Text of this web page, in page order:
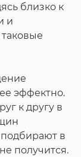
близко к
и
эффектно.
к другу в
в
получится.